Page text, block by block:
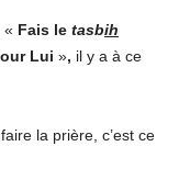
« Fais le tasbih
Lui », il y a à ce
la prière, c’est ce